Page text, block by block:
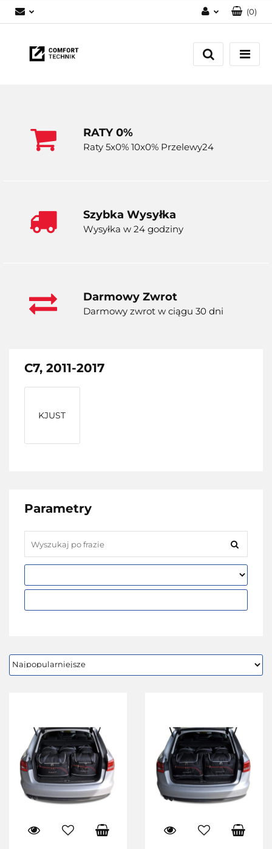
Zaloguj się
Zarejestruj się
(0)
RATY 0%
Raty 5x0% 10x0% Przelewy24
Szybka Wysyłka
Wysyłka w 24 godziny
Darmowy Zwrot
Darmowy zwrot w ciągu 30 dni
C7, 2011-2017
KJUST
Parametry